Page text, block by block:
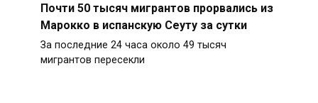
Почти 50 тысяч мигрантов прорвались из
Марокко в испанскую Сеуту за сутки
За последние 24 часа около 49 тысяч
мигрантов пересекли